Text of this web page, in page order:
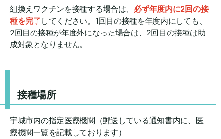
組換えワクチンを接種する場合は、 必ず年度内に2回の接
種を完了 してください。1回目の接種を年度内にしても、
2回目の接種が年度外になった場合は、2回目の接種は助
成対象となりません。
接種場所
宇城市内の指定医療機関（郵送している通知書内に、医
療機関一覧を記載しております）